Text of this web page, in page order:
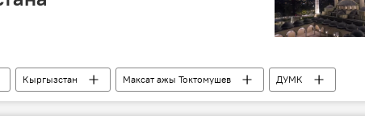
Кыргызстан Максат ажы Токтомушев
ДУМК
Задержание экс-муфтия Кыргызстана Максатбека Токтомушева